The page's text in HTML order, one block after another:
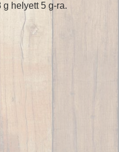
helyett 5 g-ra.